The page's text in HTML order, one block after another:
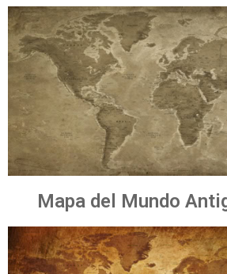
Mapa del Mundo